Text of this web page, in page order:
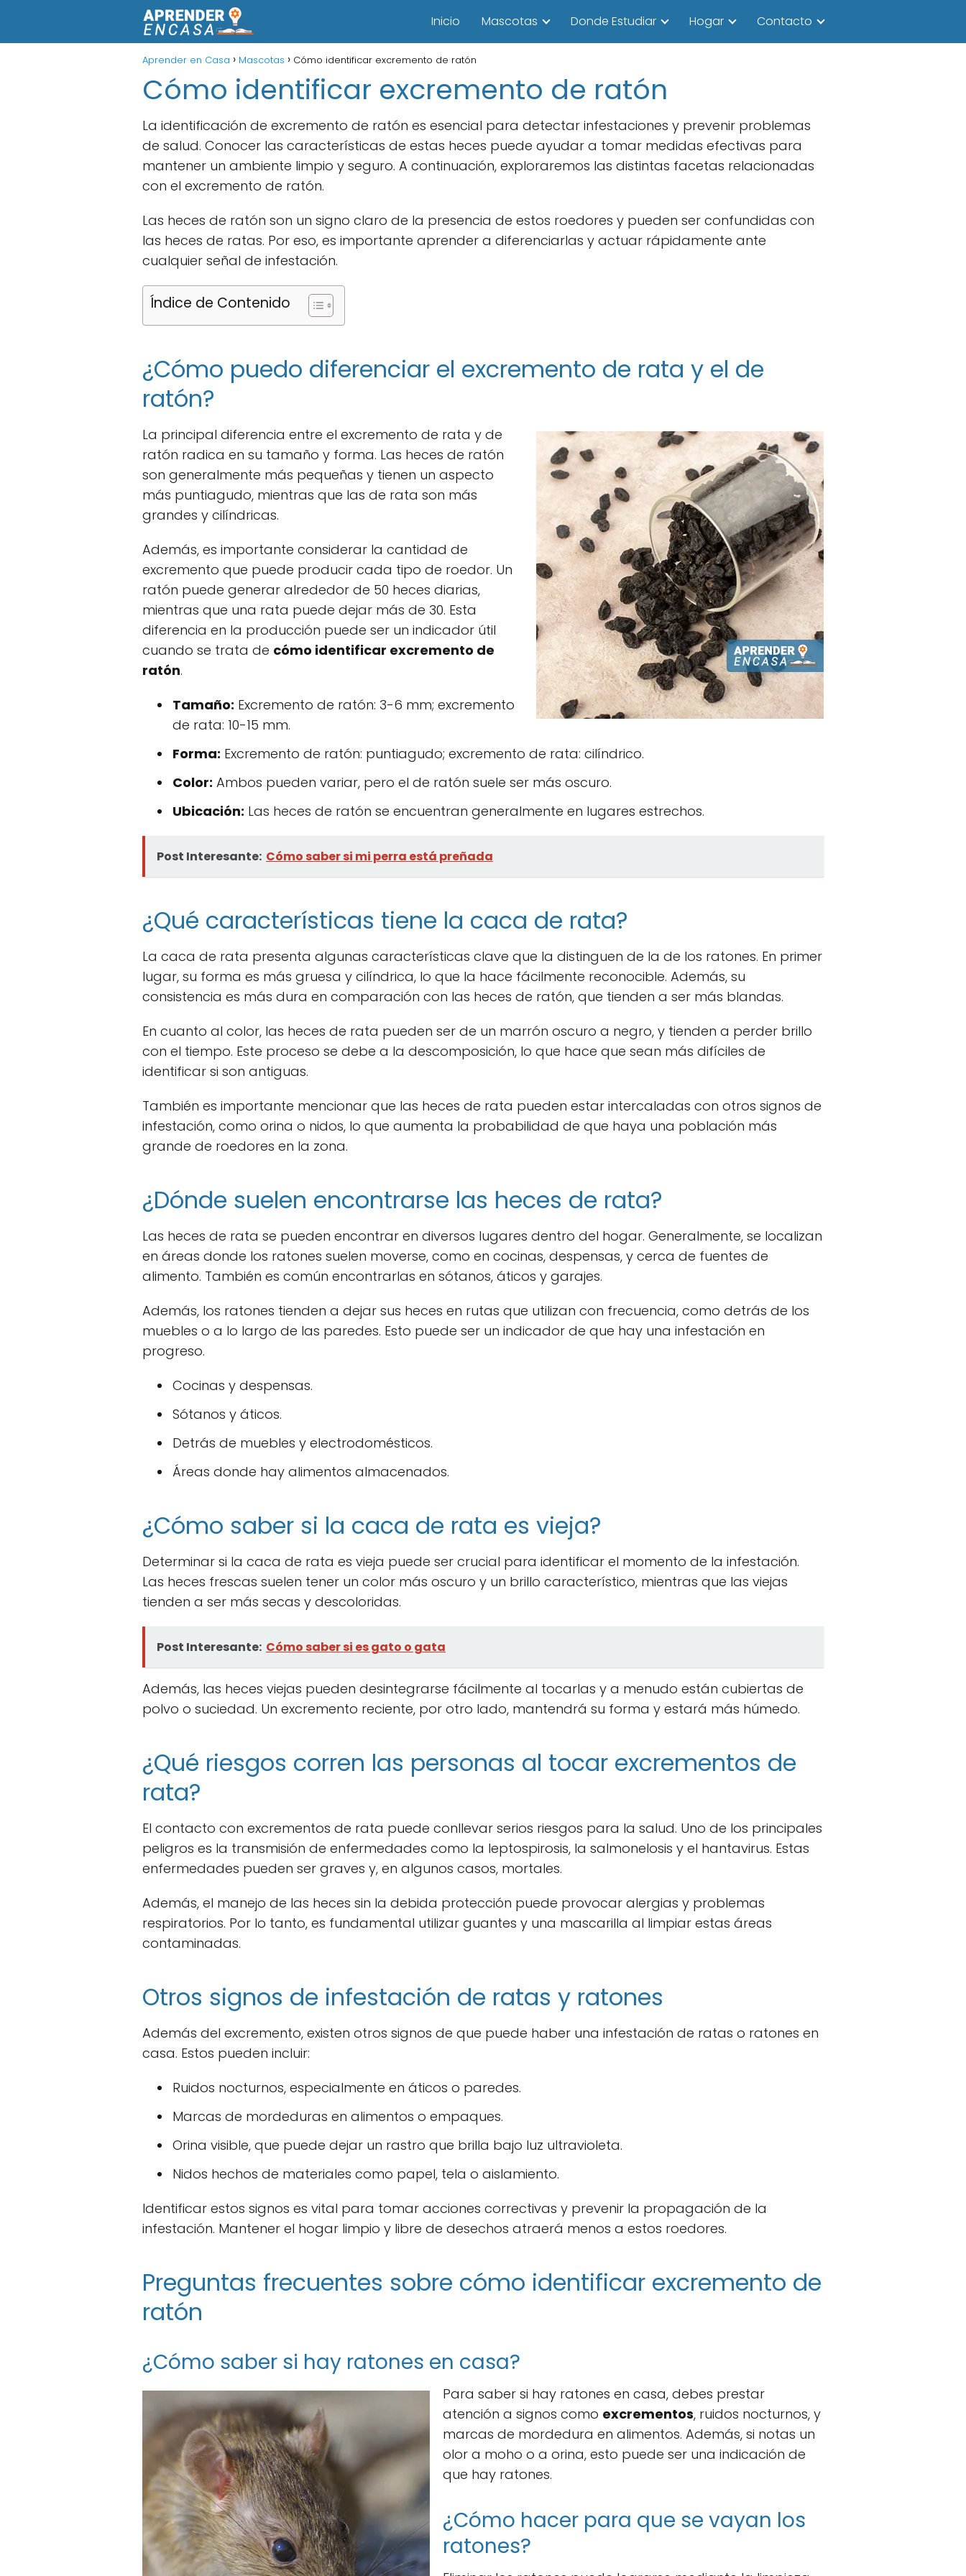
Inicio Mascotas Donde Estudiar Hogar Contacto
Aprender en Casa Mascotas Cómo identificar excremento de ratón
Cómo identificar excremento de ratón
La identificación de excremento de ratón es esencial para detectar infestaciones y prevenir problemas
de salud. Conocer las características de estas heces puede ayudar a tomar medidas efectivas para
mantener un ambiente limpio y seguro. A continuación, exploraremos las distintas facetas relacionadas
con el excremento de ratón.
Las heces de ratón son un signo claro de la presencia de estos roedores y pueden ser confundidas con
las heces de ratas. Por eso, es importante aprender a diferenciarlas y actuar rápidamente ante
cualquier señal de infestación.
Índice de Contenido
¿Cómo puedo diferenciar el excremento de rata y el de
ratón?
La principal diferencia entre el excremento de rata y de
ratón radica en su tamaño y forma. Las heces de ratón
son generalmente más pequeñas y tienen un aspecto
más puntiagudo, mientras que las de rata son más
grandes y cilíndricas.
Además, es importante considerar la cantidad de
excremento que puede producir cada tipo de roedor. Un
ratón puede generar alrededor de 50 heces diarias,
mientras que una rata puede dejar más de 30. Esta
diferencia en la producción puede ser un indicador útil
cuando se trata de cómo identificar excremento de
ratón.
Tamaño: Excremento de ratón: 3-6 mm; excremento
de rata: 10-15 mm.
Forma: Excremento de ratón: puntiagudo; excremento de rata: cilíndrico.
Color: Ambos pueden variar, pero el de ratón suele ser más oscuro.
Ubicación: Las heces de ratón se encuentran generalmente en lugares estrechos.
Post Interesante: Cómo saber si mi perra está preñada
¿Qué características tiene la caca de rata?
La caca de rata presenta algunas características clave que la distinguen de la de los ratones. En primer
lugar, su forma es más gruesa y cilíndrica, lo que la hace fácilmente reconocible. Además, su
consistencia es más dura en comparación con las heces de ratón, que tienden a ser más blandas.
En cuanto al color, las heces de rata pueden ser de un marrón oscuro a negro, y tienden a perder brillo
con el tiempo. Este proceso se debe a la descomposición, lo que hace que sean más difíciles de
identificar si son antiguas.
También es importante mencionar que las heces de rata pueden estar intercaladas con otros signos de
infestación, como orina o nidos, lo que aumenta la probabilidad de que haya una población más
grande de roedores en la zona.
¿Dónde suelen encontrarse las heces de rata?
Las heces de rata se pueden encontrar en diversos lugares dentro del hogar. Generalmente, se localizan
en áreas donde los ratones suelen moverse, como en cocinas, despensas, y cerca de fuentes de
alimento. También es común encontrarlas en sótanos, áticos y garajes.
Además, los ratones tienden a dejar sus heces en rutas que utilizan con frecuencia, como detrás de los
muebles o a lo largo de las paredes. Esto puede ser un indicador de que hay una infestación en
progreso.
Cocinas y despensas.
Sótanos y áticos.
Detrás de muebles y electrodomésticos.
Áreas donde hay alimentos almacenados.
¿Cómo saber si la caca de rata es vieja?
Determinar si la caca de rata es vieja puede ser crucial para identificar el momento de la infestación.
Las heces frescas suelen tener un color más oscuro y un brillo característico, mientras que las viejas
tienden a ser más secas y descoloridas.
Post Interesante: Cómo saber si es gato o gata
Además, las heces viejas pueden desintegrarse fácilmente al tocarlas y a menudo están cubiertas de
polvo o suciedad. Un excremento reciente, por otro lado, mantendrá su forma y estará más húmedo.
¿Qué riesgos corren las personas al tocar excrementos de
rata?
El contacto con excrementos de rata puede conllevar serios riesgos para la salud. Uno de los principales
peligros es la transmisión de enfermedades como la leptospirosis, la salmonelosis y el hantavirus. Estas
enfermedades pueden ser graves y, en algunos casos, mortales.
Además, el manejo de las heces sin la debida protección puede provocar alergias y problemas
respiratorios. Por lo tanto, es fundamental utilizar guantes y una mascarilla al limpiar estas áreas
contaminadas.
Otros signos de infestación de ratas y ratones
Además del excremento, existen otros signos de que puede haber una infestación de ratas o ratones en
casa. Estos pueden incluir:
Ruidos nocturnos, especialmente en áticos o paredes.
Marcas de mordeduras en alimentos o empaques.
Orina visible, que puede dejar un rastro que brilla bajo luz ultravioleta.
Nidos hechos de materiales como papel, tela o aislamiento.
Identificar estos signos es vital para tomar acciones correctivas y prevenir la propagación de la
infestación. Mantener el hogar limpio y libre de desechos atraerá menos a estos roedores.
Preguntas frecuentes sobre cómo identificar excremento de
ratón
¿Cómo saber si hay ratones en casa?
Para saber si hay ratones en casa, debes prestar
atención a signos como excrementos, ruidos nocturnos, y
marcas de mordedura en alimentos. Además, si notas un
olor a moho o a orina, esto puede ser una indicación de
que hay ratones.
¿Cómo hacer para que se vayan los
ratones?